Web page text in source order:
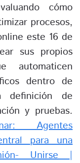
cómo
procesos,
este 16 de
sus propios
automaticen
dentro de
definición de
y pruebas.
Agentes
para una
Unirse |